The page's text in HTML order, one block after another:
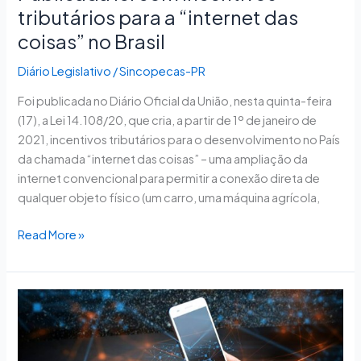
tributários para a “internet das
coisas” no Brasil
Diário Legislativo /Sincopecas-PR
Foi publicada no Diário Oficial da União, nesta quinta-feira
(17), a Lei 14.108/20, que cria, a partir de 1º de janeiro de
2021, incentivos tributários para o desenvolvimento no País
da chamada “internet das coisas” – uma ampliação da
internet convencional para permitir a conexão direta de
qualquer objeto físico (um carro, uma máquina agrícola,
Read More »
Câmara
cria
grupo